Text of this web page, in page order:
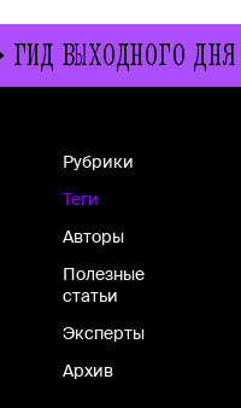
ГИД ВЫХОДНОГО ДНЯ
Рубрики
Теги
Авторы
Полезные
статьи
Эксперты
Архив